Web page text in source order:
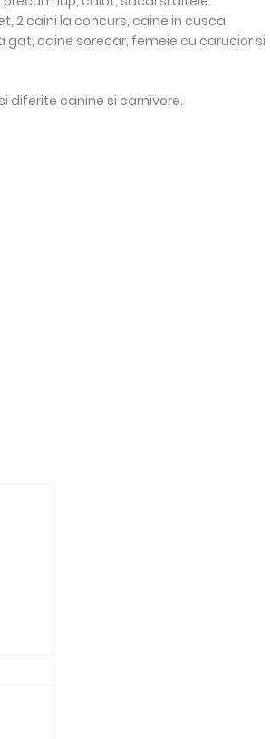
2 caini la concurs, caine in cusca,
caine sorecar, femeie cu carucior si
si diferite canine si carnivore.